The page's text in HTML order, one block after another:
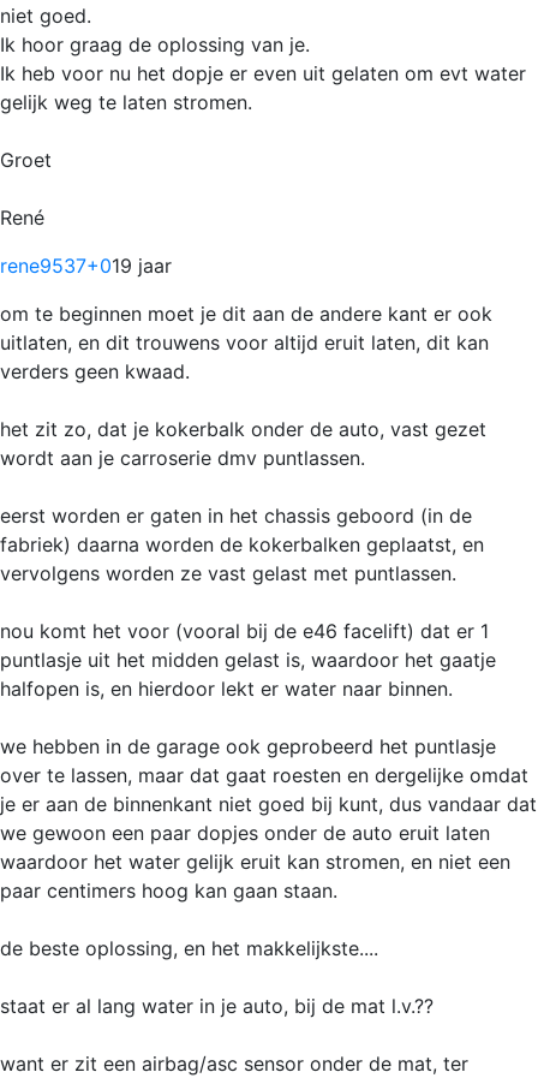
niet goed.
Ik hoor graag de oplossing van je.
Ik heb voor nu het dopje er even uit gelaten om evt water
gelijk weg te laten stromen.
Groet
René
rene9537+019 jaar
om te beginnen moet je dit aan de andere kant er ook
uitlaten, en dit trouwens voor altijd eruit laten, dit kan
verders geen kwaad.
het zit zo, dat je kokerbalk onder de auto, vast gezet
wordt aan je carroserie dmv puntlassen.
eerst worden er gaten in het chassis geboord (in de
fabriek) daarna worden de kokerbalken geplaatst, en
vervolgens worden ze vast gelast met puntlassen.
nou komt het voor (vooral bij de e46 facelift) dat er 1
puntlasje uit het midden gelast is, waardoor het gaatje
halfopen is, en hierdoor lekt er water naar binnen.
we hebben in de garage ook geprobeerd het puntlasje
over te lassen, maar dat gaat roesten en dergelijke omdat
je er aan de binnenkant niet goed bij kunt, dus vandaar dat
we gewoon een paar dopjes onder de auto eruit laten
waardoor het water gelijk eruit kan stromen, en niet een
paar centimers hoog kan gaan staan.
de beste oplossing, en het makkelijkste....
staat er al lang water in je auto, bij de mat l.v.??
want er zit een airbag/asc sensor onder de mat, ter